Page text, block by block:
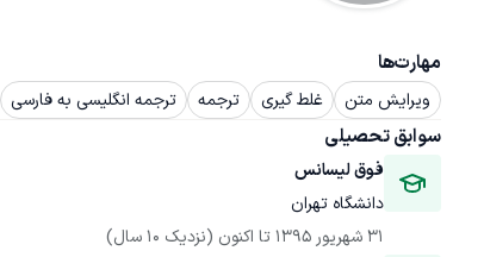
مهارت‌ها
ویرایش متن غلط گیری ترجمه ترجمه انگلیسی به فارسی
سوابق تحصیلی
فوق لیسانس
دانشگاه تهران
31 شهریور 1395
تا اکنون (نزدیک 10 سال)